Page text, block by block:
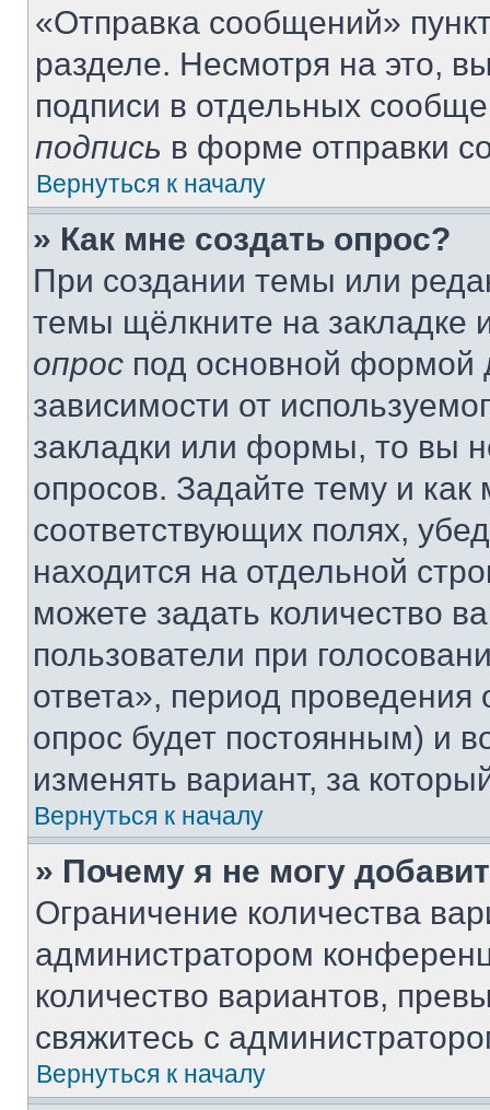
«Отправка сообщений»
разделе. Несмотря на это,
подписи в отдельных
подпись в форме отправки
Вернуться к началу
» Как мне создать опрос?
При создании темы или
темы щёлкните на
опрос под основной формой
зависимости от
закладки или формы, то вы
опросов. Задайте тему и
соответствующих полях,
находится на отдельной
можете задать количество
пользователи при
ответа», период проведения
опрос будет постоянным) и
изменять вариант, за
Вернуться к началу
» Почему я не могу
Ограничение количества
администратором
количество вариантов,
свяжитесь с
Вернуться к началу